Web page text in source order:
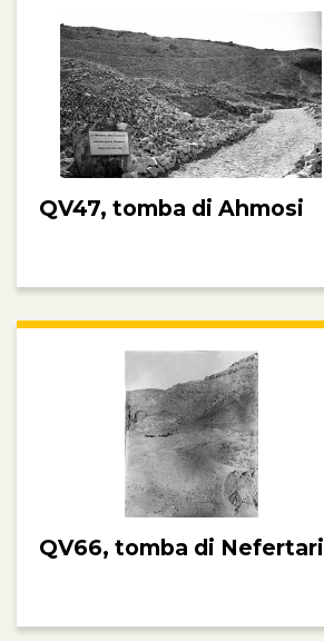
QV47, tomba di Ahmosi
QV66, tomba di Nefertari